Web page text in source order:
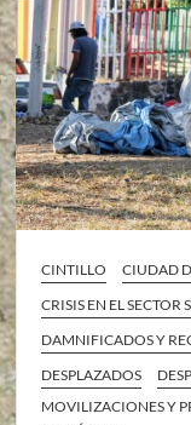
CINTILLO CIUDAD
CRISIS EN EL
DAMNIFICADOS Y
DESPLAZADOS
MOVILIZACIONES Y